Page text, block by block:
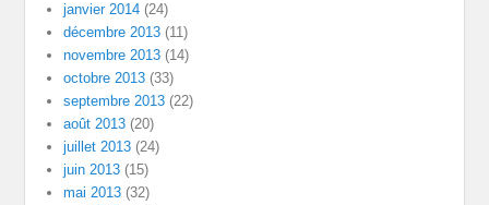
janvier 2014 (24)
décembre 2013 (11)
novembre 2013 (14)
octobre 2013 (33)
septembre 2013 (22)
août 2013 (20)
juillet 2013 (24)
juin 2013 (15)
mai 2013 (32)